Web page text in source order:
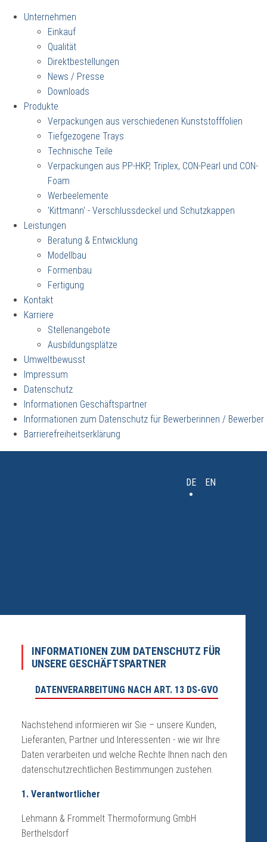
Unternehmen
Einkauf
Qualität
Direktbestellungen
News / Presse
Downloads
Produkte
Verpackungen aus verschiedenen Kunststofffolien
Tiefgezogene Trays
Technische Teile
Verpackungen aus PP-HKP, Triplex, CON-Pearl und CON-
Foam
Werbeelemente
'Kittmann' - Verschlussdeckel und Schutzkappen
Leistungen
Beratung & Entwicklung
Modellbau
Formenbau
Fertigung
Kontakt
Karriere
Stellenangebote
Ausbildungsplätze
Umweltbewusst
Impressum
Datenschutz
Informationen Geschäftspartner
Informationen zum Datenschutz für Bewerberinnen / Bewerber
Barrierefreiheitserklärung
DE EN
INFORMATIONEN ZUM DATENSCHUTZ FÜR
UNSERE GESCHÄFTSPARTNER
DATENVERARBEITUNG NACH ART. 13 DS-GVO
Nachstehend informieren wir Sie – unsere Kunden,
Lieferanten, Partner und Interessenten - wie wir Ihre
Daten verarbeiten und welche Rechte Ihnen nach den
datenschutzrechtlichen Bestimmungen zustehen.
1. Verantwortlicher
Lehmann & Frommelt Thermoformung GmbH
Berthelsdorf